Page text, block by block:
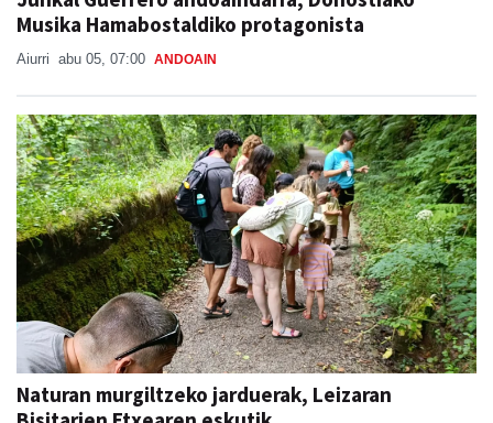
Musika Hamabostaldiko protagonista
Aiurri abu 05, 07:00 ANDOAIN
Naturan murgiltzeko jarduerak, Leizaran